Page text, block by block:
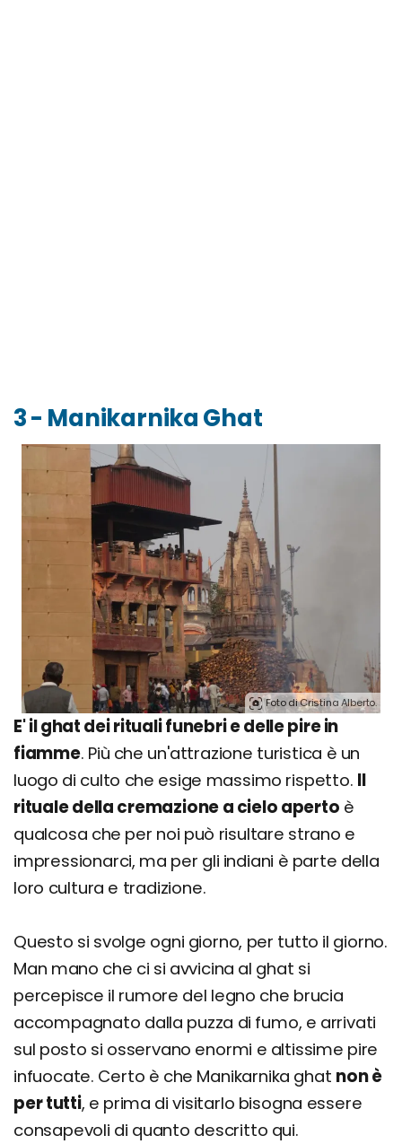
3 - Manikarnika Ghat
Foto di Cristina Alberto.
E' il ghat dei rituali funebri e delle pire in
fiamme. Più che un'attrazione turistica è un
luogo di culto che esige massimo rispetto. Il
rituale della cremazione a cielo aperto è
qualcosa che per noi può risultare strano e
impressionarci, ma per gli indiani è parte della
loro cultura e tradizione.
Questo si svolge ogni giorno, per tutto il giorno.
Man mano che ci si avvicina al ghat si
percepisce il rumore del legno che brucia
accompagnato dalla puzza di fumo, e arrivati
sul posto si osservano enormi e altissime pire
infuocate. Certo è che Manikarnika ghat non è
per tutti, e prima di visitarlo bisogna essere
consapevoli di quanto descritto qui.